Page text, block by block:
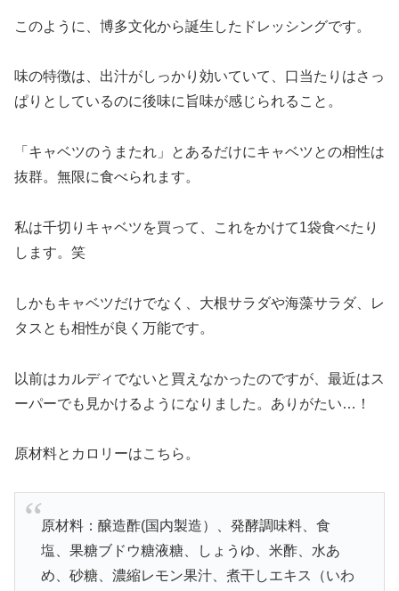
このように、博多文化から誕生したドレッシングです。
味の特徴は、出汁がしっかり効いていて、口当たりはさっ
ぱりとしているのに後味に旨味が感じられること。
「キャベツのうまたれ」とあるだけにキャベツとの相性は
抜群。無限に食べられます。
私は千切りキャベツを買って、これをかけて1袋食べたり
します。笑
しかもキャベツだけでなく、大根サラダや海藻サラダ、レ
タスとも相性が良く万能です。
以前はカルディでないと買えなかったのですが、最近はス
ーパーでも見かけるようになりました。ありがたい…！
原材料とカロリーはこちら。
原材料：醸造酢(国内製造）、発酵調味料、食
塩、果糖ブドウ糖液糖、しょうゆ、米酢、水あ
め、砂糖、濃縮レモン果汁、煮干しエキス（いわ